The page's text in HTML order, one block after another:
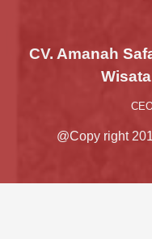
CV. Amanah
@Copy right